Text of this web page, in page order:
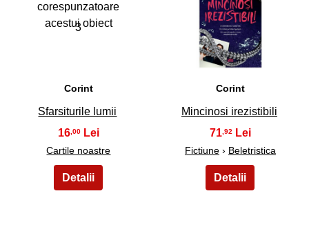
3
Corint
Sfarsiturile lumii
16,00
Cartile noastre
4
Corint
Mincinosi irezistibili
71 ,92
Fictiune› Beletristica